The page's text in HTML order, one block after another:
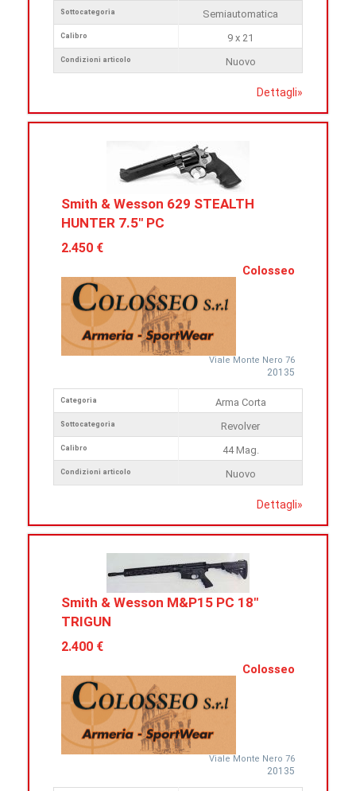
Sottocategoria
Calibro
Condizioni articolo
Semiautomatica
9 x 21
Nuovo
Dettagli»
Smith & Wesson 629 STEALTH
HUNTER 7.5" PC
2.450 €
Colosseo
Viale Monte Nero 76
20135
Categoria
Sottocategoria
Calibro
Condizioni articolo
Arma Corta
Revolver
44 Mag.
Nuovo
Dettagli»
Smith & Wesson M&P15 PC 18″
TRIGUN
2.400 €
Colosseo
Viale Monte Nero 76
20135